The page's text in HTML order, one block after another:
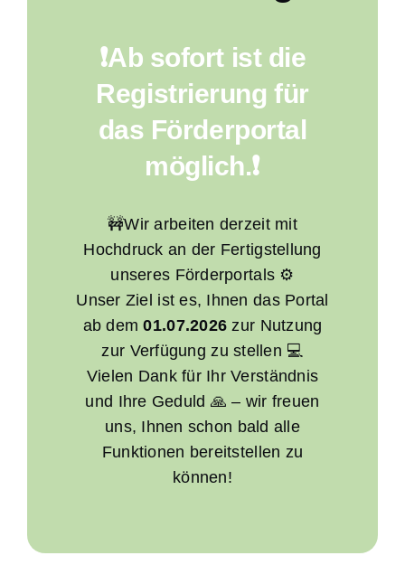
❗Ab sofort ist die
Registrierung für
das Förderportal
möglich.❗
🚧Wir arbeiten derzeit mit
Hochdruck an der Fertigstellung
unseres Förderportals ⚙️
Unser Ziel ist es, Ihnen das Portal
ab dem01.07.2026 zur Nutzung
zur Verfügung zu stellen 💻
Vielen Dank für Ihr Verständnis
und Ihre Geduld 🙏 – wir freuen
uns, Ihnen schon bald alle
Funktionen bereitstellen zu
können!